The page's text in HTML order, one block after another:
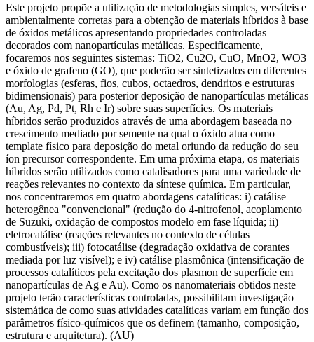
Este projeto propõe a utilização de metodologias simples, versáteis e
ambientalmente corretas para a obtenção de materiais híbridos à base
de óxidos metálicos apresentando propriedades controladas
decorados com nanopartículas metálicas. Especificamente,
focaremos nos seguintes sistemas: TiO2, Cu2O, CuO, MnO2, WO3
e óxido de grafeno (GO), que poderão ser sintetizados em diferentes
morfologias (esferas, fios, cubos, octaedros, dendritos e estruturas
bidimensionais) para posterior deposição de nanopartículas metálicas
(Au, Ag, Pd, Pt, Rh e Ir) sobre suas superfícies. Os materiais
híbridos serão produzidos através de uma abordagem baseada no
crescimento mediado por semente na qual o óxido atua como
template físico para deposição do metal oriundo da redução do seu
íon precursor correspondente. Em uma próxima etapa, os materiais
híbridos serão utilizados como catalisadores para uma variedade de
reações relevantes no contexto da síntese química. Em particular,
nos concentraremos em quatro abordagens catalíticas: i) catálise
heterogênea "convencional" (redução do 4-nitrofenol, acoplamento
de Suzuki, oxidação de compostos modelo em fase líquida; ii)
eletrocatálise (reações relevantes no contexto de células
combustíveis); iii) fotocatálise (degradação oxidativa de corantes
mediada por luz visível); e iv) catálise plasmônica (intensificação de
processos catalíticos pela excitação dos plasmon de superfície em
nanopartículas de Ag e Au). Como os nanomateriais obtidos neste
projeto terão características controladas, possibilitam investigação
sistemática de como suas atividades catalíticas variam em função dos
parâmetros físico-químicos que os definem (tamanho, composição,
estrutura e arquitetura). (AU)